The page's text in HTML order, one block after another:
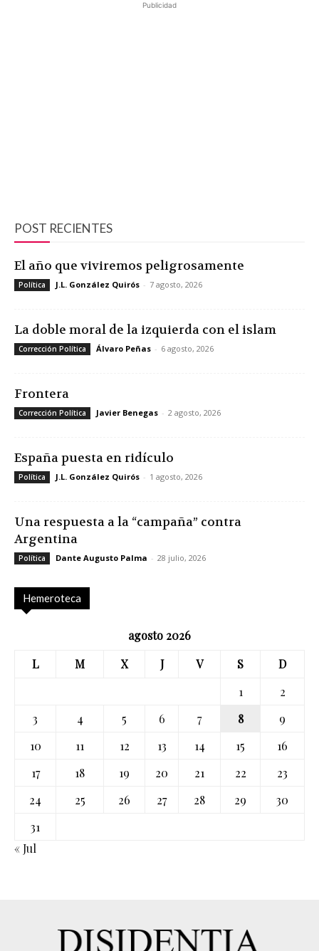
Publicidad
POST RECIENTES
El año que viviremos peligrosamente
Política J.L. González Quirós - 7 agosto, 2026
La doble moral de la izquierda con el islam
Corrección Política Álvaro Peñas - 6 agosto, 2026
Frontera
Corrección Política Javier Benegas - 2 agosto, 2026
España puesta en ridículo
Política J.L. González Quirós - 1 agosto, 2026
Una respuesta a la “campaña” contra
Argentina
Política Dante Augusto Palma - 28 julio, 2026
Hemeroteca
agosto 2026
L
M X J V S
D
1
2
3
4 5 6 7 8
9
10
11 12 13 14 15
16
17
18 19 20 21 22
23
24
25 26 27 28 29
30
31
« Jul